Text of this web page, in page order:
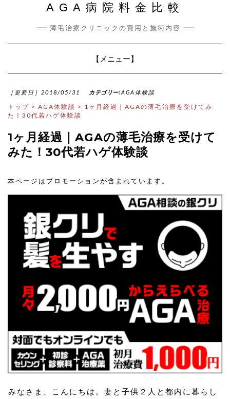
AGA病院料金比較
薄毛治療クリニックの費用と施術内容
Toggle
【メニュー】
［更新日］2018/05/31 カテゴリー:AGA体験談
トップ > AGA体験談 > 1ヶ月経過｜AGAの薄毛治療を受けてみ
た！30代若ハゲ体験談
1ヶ月経過｜AGAの薄毛治療を受けて
みた！30代若ハゲ体験談
本ページはプロモーションが含まれています。
みなさま、こんにちは。妻と子供２人と都内に暮らし